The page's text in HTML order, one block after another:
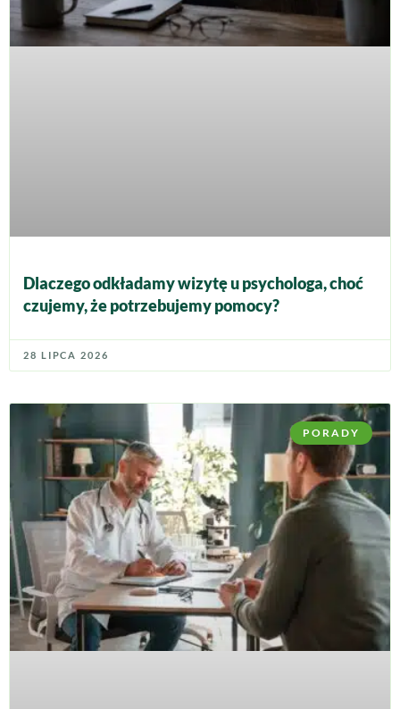
Dlaczego odkładamy wizytę u psychologa, choć
czujemy, że potrzebujemy pomocy?
28 LIPCA 2026
PORADY